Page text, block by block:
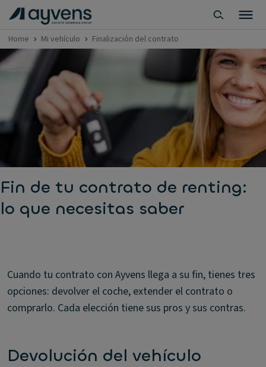
Home Mi vehículo Finalización del contrato
Fin de tu contrato de renting:
lo que necesitas saber
Cuando tu contrato con Ayvens llega a su fin, tienes tres
opciones: devolver el coche, extender el contrato o
comprarlo. Cada elección tiene sus pros y sus contras.
Devolución del vehículo